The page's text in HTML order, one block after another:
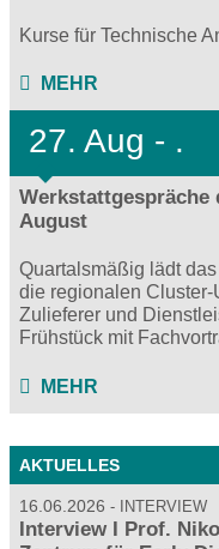
Kurse für Technische
MEHR
27. Aug - .
Werkstattgespräche
August
Quartalsmäßig lädt
die regionalen
Zulieferer und
Frühstück mit
MEHR
AKTUELLES
16.06.2026 INTERVIEW
Interview I Prof.